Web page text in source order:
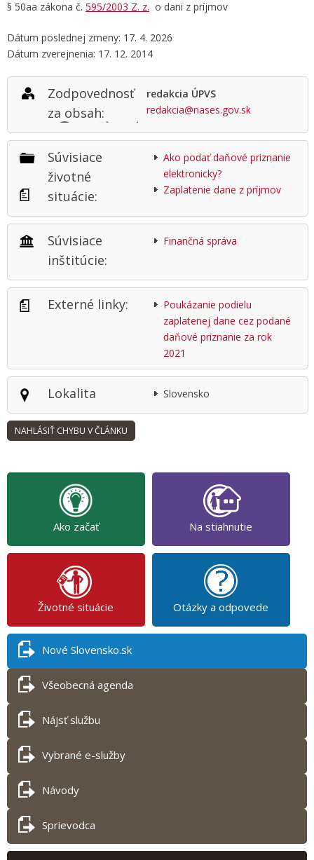
§ 50aa zákona č. 595/2003 Z. z. o dani z príjmov
Dátum poslednej zmeny: 17. 4. 2026
Dátum zverejnenia: 17. 12. 2014
Zodpovednosť
za obsah:
redakcia ÚPVS
redakcia@nases.gov.sk
Súvisiace
životné
situácie:
Ako podať daňové priznanie
elektronicky?
Zaplatenie dane z príjmov
Súvisiace
inštitúcie:
Finančná správa
Externé linky:
Poukázanie podielu
zaplatenej dane cez podané
daňové priznanie za rok
2021
Lokalita Slovensko
Ako začať Na stiahnutie
Životné situácie Otázky a odpovede
Nové Slovensko.sk
Všeobecná agenda
Nájsť službu
Vybrané e-služby
Návody
Sprievodca